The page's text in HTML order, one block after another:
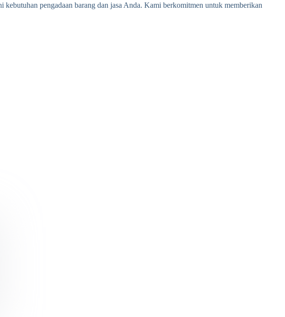
kebutuhan pengadaan barang dan jasa Anda. Kami berkomitmen untuk memberikan